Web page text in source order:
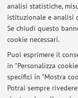
analisi statistiche,
istituzionale e analisi
Se chiudi questo
cookie necessari.
Puoi esprimere il
in "Personalizza
specifici in "Mostra
Potrai sempre
totale del 28/02/2025
Pubblicato il: 13 marzo
Lectio Magistralis -